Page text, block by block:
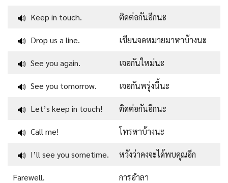
🔊 Keep in touch. ติดต่อกันอีกนะ
🔊 Drop us a line. เขียนจดหมายมาหาบ้างนะ
🔊 See you again. เจอกันใหม่นะ
🔊 See you tomorrow. เจอกันพรุ่งนี้นะ
🔊 Let’s keep in touch! ติดต่อกันอีกนะ
🔊 Call me! โทรหาบ้างนะ
🔊 I’ll see you sometime. หวังว่าคงจะได้พบคุณอีก
Farewell. การอำลา